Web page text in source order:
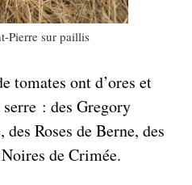
Pierre sur paillis
tomates ont d’ores et
: des Gregory
Roses de Berne, des
de Crimée.